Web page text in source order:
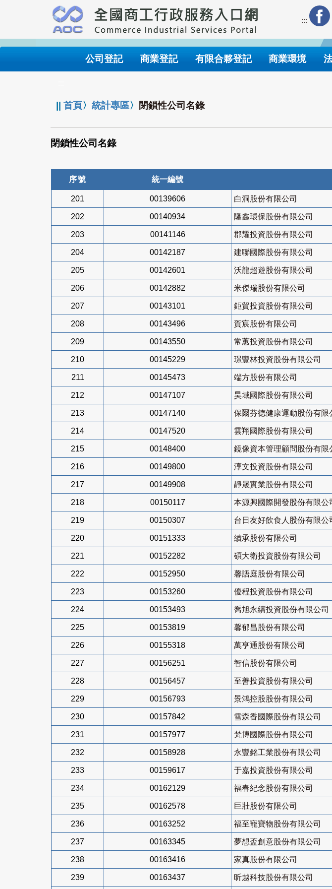
要
內
:::
公司登記 商業登記 有限合夥登記 商業環境
||首頁〉統計專區〉 閉鎖性公司名錄
閉鎖性公司名錄
序號 統一編號
201 00139606 白洞股份有限公司
202 00140934 隆鑫環保股份有限公司
203 00141146 郡耀投資股份有限公司
204 00142187 建聯國際股份有限公司
205 00142601 沃龍超遊股份有限公司
206 00142882 米傑瑞股份有限公司
207 00143101 鉅貿投資股份有限公司
208 00143496 賀宸股份有限公司
209 00143550 常蕙投資股份有限公司
210 00145229 璟豐林投資股份有限公司
211 00145473 端方股份有限公司
212 00147107 昊域國際股份有限公司
213 00147140 保爾芬德健康運動股份有限
214 00147520 雲翔國際股份有限公司
215 00148400 鏡像資本管理顧問股份有限
216 00149800 淳文投資股份有限公司
217 00149908 靜晟實業股份有限公司
218 00150117 本源興國際開發股份有限公
219 00150307 台日友好飲食人股份有限公
220 00151333 續承股份有限公司
221 00152282 碩大衛投資股份有限公司
222 00152950 馨語庭股份有限公司
223 00153260 優程投資股份有限公司
224 00153493 喬旭永續投資股份有限公司
225 00153819 馨郁昌股份有限公司
226 00155318 萬亨通股份有限公司
227 00156251 智信股份有限公司
228 00156457 至善投資股份有限公司
229 00156793 景鴻控股股份有限公司
230 00157842 雪森香國際股份有限公司
231 00157977 梵博國際股份有限公司
232 00158928 永豐銘工業股份有限公司
233 00159617 于嘉投資股份有限公司
234 00162129 福春紀念股份有限公司
235 00162578 巨壯股份有限公司
236 00163252 福至寵寶物股份有限公司
237 00163345 夢想盃創意股份有限公司
238 00163416 家真股份有限公司
239 00163437 昕越科技股份有限公司